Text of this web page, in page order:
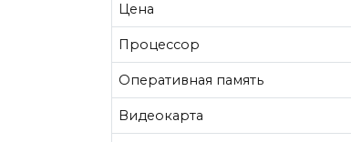
Цена
Процессор
Оперативная память
Видеокарта